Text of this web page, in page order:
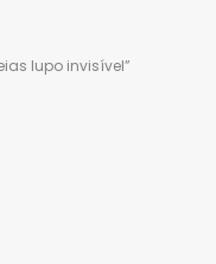
lupo invisível”